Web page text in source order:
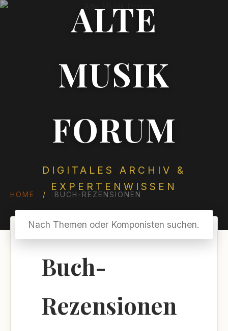
ALTE
MUSIK
FORUM
DIGITALES ARCHIV &
EXPERTENWISSEN
HOME / BUCH-REZENSIONEN
Buch-
Rezensionen